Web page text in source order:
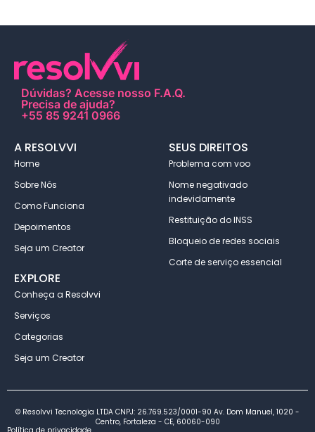
Dúvidas? Acesse nosso F.A.Q.
Precisa de ajuda?
+55 85 9241 0966
A RESOLVVI
Home
Sobre Nós
Como Funciona
Depoimentos
Seja um Creator
SEUS DIREITOS
Problema com voo
Nome negativado
indevidamente
Restituição do INSS
Bloqueio de redes sociais
Corte de serviço essencial
EXPLORE
Conheça a Resolvvi
Serviços
Categorias
Seja um Creator
© Resolvvi Tecnologia LTDA CNPJ: 26.769.523/0001-90 Av. Dom Manuel, 1020 -
Centro, Fortaleza - CE, 60060-090